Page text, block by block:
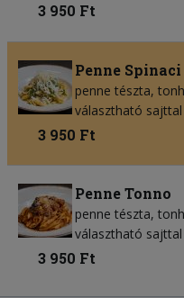
3 950 Ft
Penne Spinaci
penne tészta
választható sajttal
3 950 Ft
Penne Tonno
penne tészta
választható sajttal
3 950 Ft